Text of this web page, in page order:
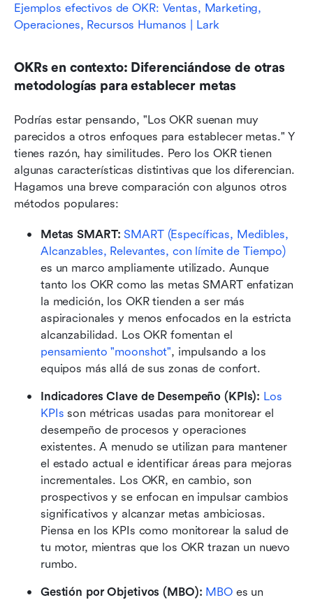
Ejemplos efectivos de OKR: Ventas, Marketing,
Operaciones, Recursos Humanos | Lark
OKRs en contexto: Diferenciándose de otras
metodologías para establecer metas
Podrías estar pensando, "Los OKR suenan muy
parecidos a otros enfoques para establecer metas." Y
tienes razón, hay similitudes. Pero los OKR tienen
algunas características distintivas que los diferencian.
Hagamos una breve comparación con algunos otros
métodos populares:
Metas SMART: SMART (Específicas, Medibles,
Alcanzables, Relevantes, con límite de Tiempo)
es un marco ampliamente utilizado. Aunque
tanto los OKR como las metas SMART enfatizan
la medición, los OKR tienden a ser más
aspiracionales y menos enfocados en la estricta
pensamiento "moonshot", impulsando a los
equipos más allá de sus zonas de confort.
Indicadores Clave de Desempeño (KPIs): Los
KPIs son métricas usadas para monitorear el
desempeño de procesos y operaciones
existentes. A menudo se utilizan para mantener
el estado actual e identificar áreas para mejoras
incrementales. Los OKR, en cambio, son
prospectivos y se enfocan en impulsar cambios
significativos y alcanzar metas ambiciosas.
Piensa en los KPIs como monitorear la salud de
tu motor, mientras que los OKR trazan un nuevo
rumbo.
Gestión por Objetivos (MBO): MBO es un